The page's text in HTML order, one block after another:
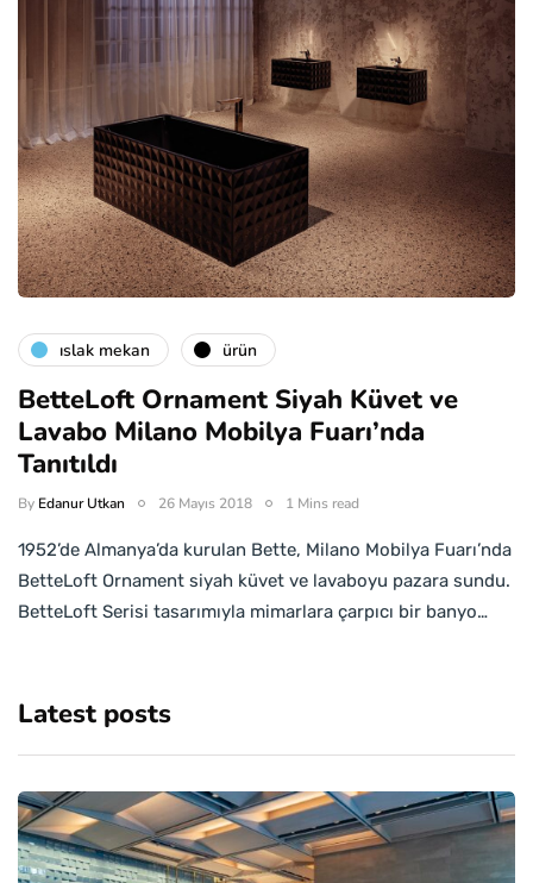
islak mekan ürün
BetteLoft Ornament Siyah Küvet ve
Lavabo Milano Mobilya Fuarı’nda
Tanıtıldı
By Edanur Utkan 26 Mayıs 2018 1 Mins read
1952’de Almanya’da kurulan Bette, Milano Mobilya Fuarı’nda
BetteLoft Ornament siyah küvet ve lavaboyu pazara sundu.
BetteLoft Serisi tasarımıyla mimarlara çarpıcı bir banyo…
Latest posts